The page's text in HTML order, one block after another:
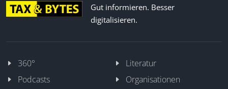
Gut informieren. Besser
digitalisieren.
360°
Literatur
Podcasts
Organisationen